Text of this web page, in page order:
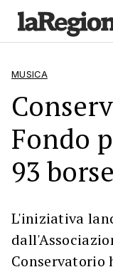
MUSICA
Fondo
93
L'iniziativa
Conservatorio